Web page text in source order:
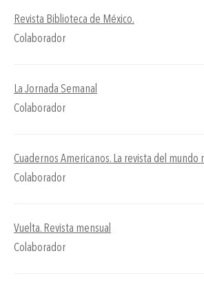
Revista Biblioteca de México.
Colaborador
La Jornada Semanal
Colaborador
Cuadernos Americanos. La revista del mundo
Colaborador
Vuelta. Revista mensual
Colaborador